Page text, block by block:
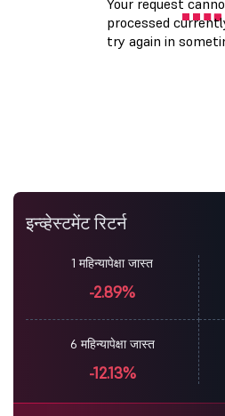
इन्व्हेस्टमेंट रिटर्न
1 महिन्यापेक्षा जास्त
-2.89%
6 महिन्यापेक्षा जास्त
-12.13%